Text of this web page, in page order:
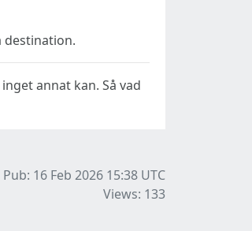
destination.
annat kan. Så vad
Pub: 16 Feb 2026 15:38 UTC
Views: 133